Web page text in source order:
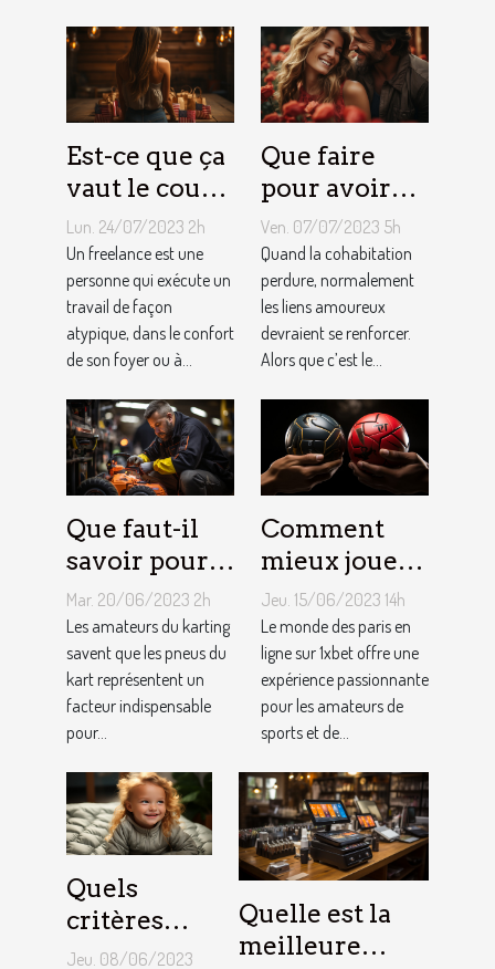
Est-ce que ça
vaut le coup
de devenir
indépendant
?
Lun. 24/07/2023 2h
Un freelance est une
personne qui exécute un
travail de façon
atypique, dans le confort
de son foyer ou à...
Que faire
pour avoir
toujours la
vie rose en
couple ?
Ven. 07/07/2023 5h
Quand la cohabitation
perdure, normalement
les liens amoureux
devraient se renforcer.
Alors que c’est le...
Que faut-il
savoir pour
un meilleur
ajustement
de la
pression des
pneus de
Kart ?
Mar. 20/06/2023 2h
Les amateurs du karting
savent que les pneus du
kart représentent un
facteur indispensable
pour...
Comment
mieux jouer
pour gagner
au jeu
1XBET ?
Jeu. 15/06/2023 14h
Le monde des paris en
ligne sur 1xbet offre une
expérience passionnante
pour les amateurs de
sports et de...
Quels
critères
pour
Jeu. 08/06/2023
Quelle est la
meilleure